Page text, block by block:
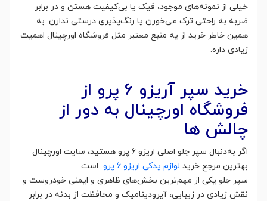
خیلی از نمونه‌های موجود، فیک یا بی‌کیفیت هستن و در برابر
ضربه به راحتی ترک می‌خورن یا رنگ‌پذیری درستی ندارن. به
همین خاطر خرید از یه منبع معتبر مثل فروشگاه اورچینال اهمیت
زیادی داره.
خرید سپر آریزو ۶ پرو از
فروشگاه اورچینال به دور از
چالش ها
اگر به‌دنبال سپر جلو اصلی اریزو 6 پرو هستید، سایت اورچینال
بهترین مرجع خرید لوازم یدکی اریزو 6 پرو
است.
سپر جلو یکی از مهم‌ترین بخش‌های ظاهری و ایمنی خودروست و
نقش زیادی در زیبایی، آیرودینامیک و محافظت از بدنه در برابر